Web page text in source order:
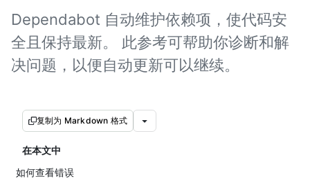
Dependabot 自动维护依赖项，使代码安
全且保持最新。 此参考可帮助你诊断和解
决问题，以便自动更新可以继续。
复制为 Markdown 格式
在本文中
如何查看错误